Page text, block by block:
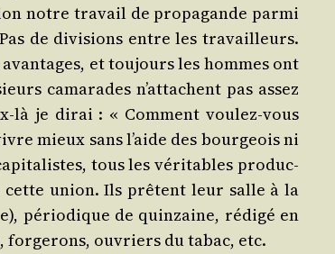
notre tra­vail de pro­pa­gande par­mi
de divi­sions entre les tra­vailleurs.
et tou­jours les hommes ont
cama­rades n’at­tachent pas assez
là je dirai : « Com­ment vou­lez-vous
mieux sans l’aide des bour­geois ni
tous les véri­tables pro­duc­
union. Ils prêtent leur salle à la
pério­dique de quin­zaine, rédi­gé en
for­ge­rons, ouvriers du tabac, etc.